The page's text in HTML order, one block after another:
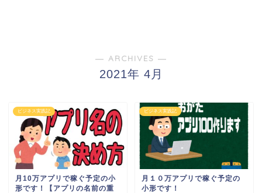
― ARCHIVES ―
2021年 4月
ビジネス実践記
月10万アプリで稼ぐ予定の小
形です！【アプリの名前の重
ビジネス実践記
月１０万アプリで稼ぐ予定の
小形です！